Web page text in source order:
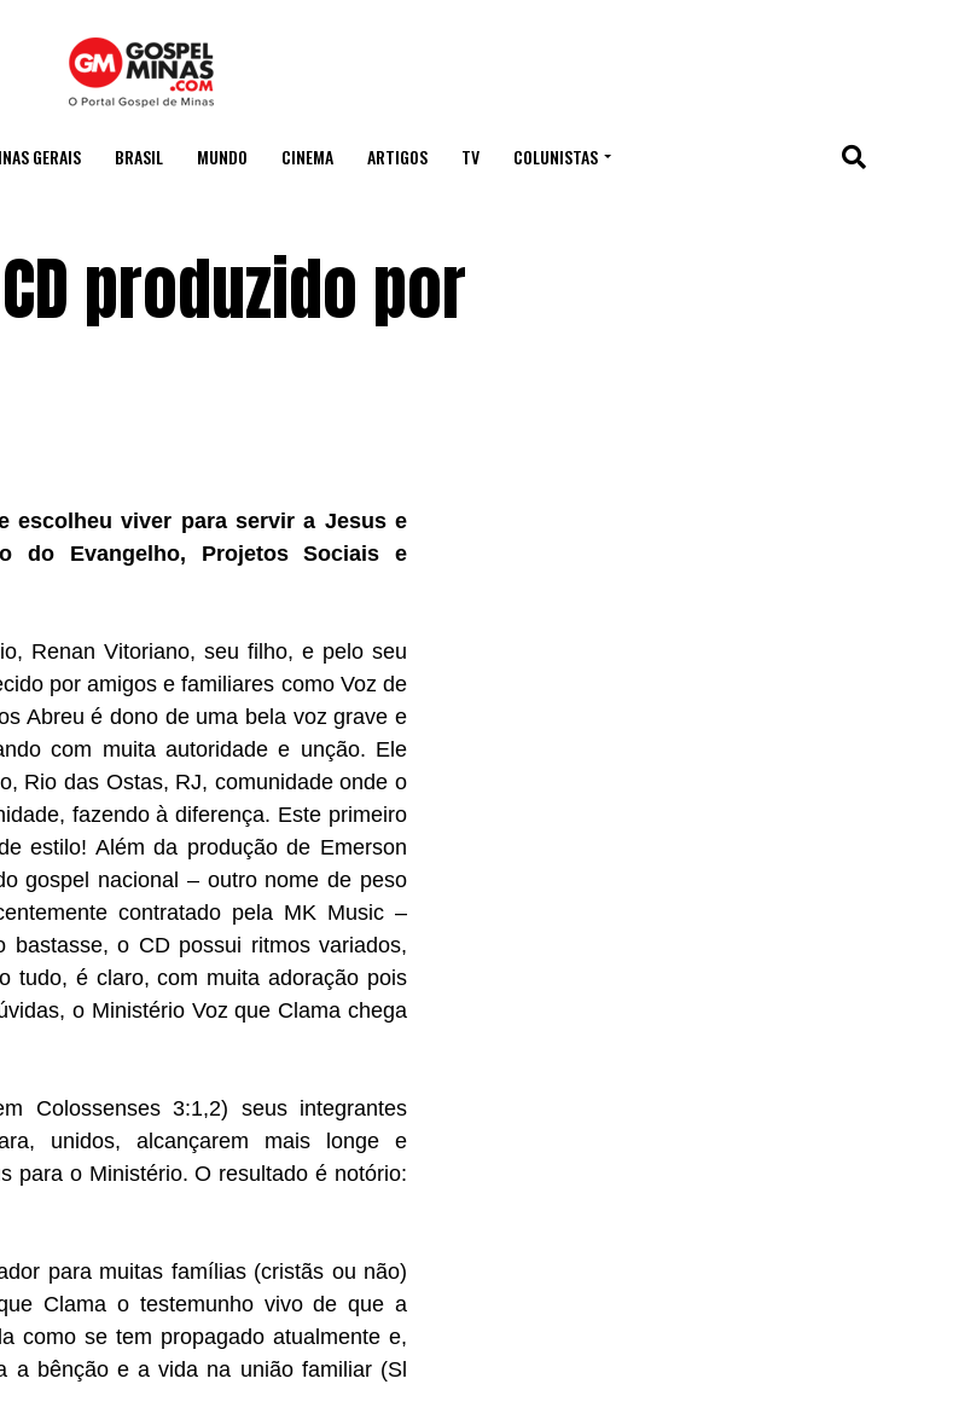
GERAIS BRASIL MUNDO CINEMA ARTIGOS TV COLUNISTAS
produzido por
escolheu viver para servir a Jesus e
do Evangelho, Projetos Sociais e
Renan Vitoriano, seu filho, e pelo seu
por amigos e familiares como Voz de
Abreu é dono de uma bela voz grave e
com muita autoridade e unção. Ele
Rio das Ostas, RJ, comunidade onde o
fazendo à diferença. Este primeiro
estilo! Além da produção de Emerson
gospel nacional – outro nome de peso
contratado pela MK Music –
o CD possui ritmos variados,
tudo, é claro, com muita adoração pois
o Ministério Voz que Clama chega
Colossenses 3:1,2) seus integrantes
unidos, alcançarem mais longe e
para o Ministério. O resultado é notório:
para muitas famílias (cristãs ou não)
Clama o testemunho vivo de que a
como se tem propagado atualmente e,
a bênção e a vida na união familiar (Sl